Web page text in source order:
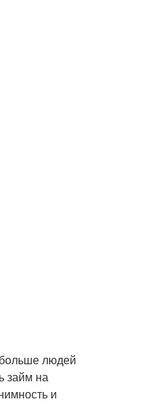
людей
займ на
и